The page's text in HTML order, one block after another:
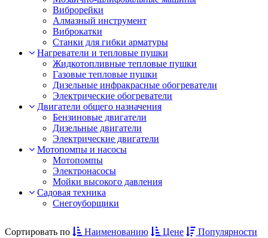
Виброрейки
Алмазный инструмент
Виброкатки
Станки для гибки арматуры
Нагреватели и тепловые пушки
Жидкотопливные тепловые пушки
Газовые тепловые пушки
Дизельные инфракрасные обогреватели
Электрические обогреватели
Двигатели общего назначения
Бензиновые двигатели
Дизельные двигатели
Электрические двигатели
Мотопомпы и насосы
Мотопомпы
Электронасосы
Мойки высокого давления
Садовая техника
Снегоуборщики
Сортировать по Наименованию Цене
Популярности